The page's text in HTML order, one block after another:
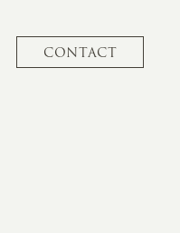
CONTACT